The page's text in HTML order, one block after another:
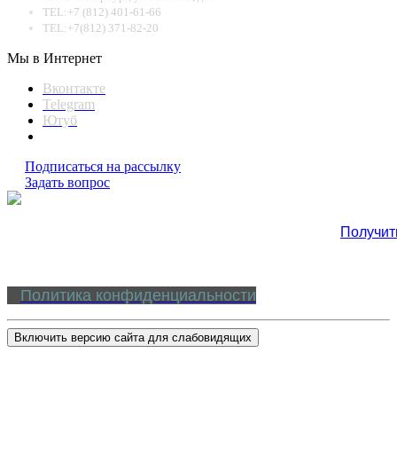
TEL:+7 (812) 401-61-66
TEL:+7(812) 371-82-20
Мы в Интернет
Вконтакте
Telegram
Ютуб
Подписаться на рассылку
Задать вопрос
Политика конфиденциальности
Включить версию сайта для слабовидящих